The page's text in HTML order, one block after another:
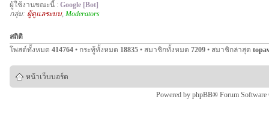
ผู้ใช้งานขณะนี้ : Google [Bot]
กลุ่ม: ผู้ดูแลระบบ, Moderators
สถิติ
โพสต์ทั้งหมด 414764 • กระทู้ทั้งหมด 18835 • สมาชิกทั้งหมด 7209 • สมาชิกล่าสุด
หน้าเว็บบอร์ด
Powered by phpBB® Forum